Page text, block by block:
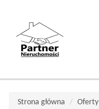
Strona główna Oferty